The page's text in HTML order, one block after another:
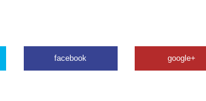
facebook google+